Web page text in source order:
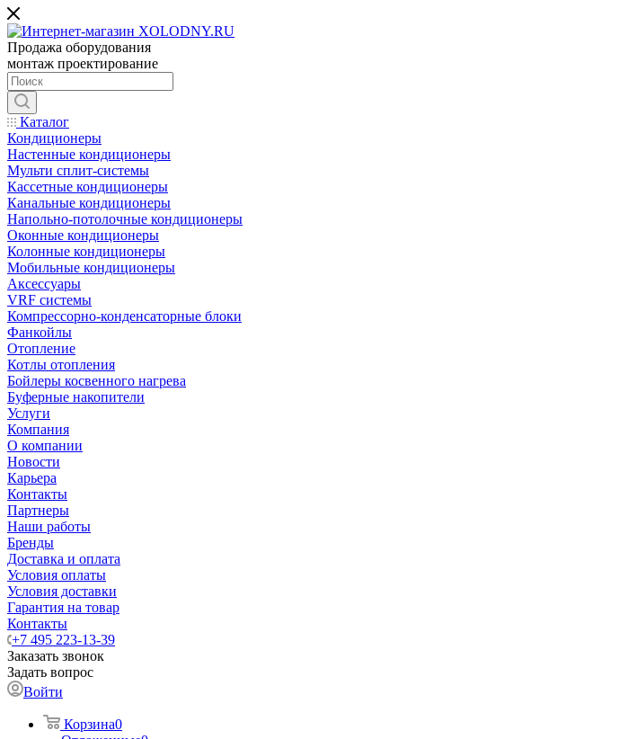
Продажа оборудования
монтаж проектирование
Каталог
Кондиционеры
Настенные кондиционеры
Мульти сплит-системы
Кассетные кондиционеры
Канальные кондиционеры
Напольно-потолочные кондиционеры
Оконные кондиционеры
Колонные кондиционеры
Мобильные кондиционеры
Аксессуары
VRF системы
Компрессорно-конденсаторные блоки
Фанкойлы
Отопление
Котлы отопления
Бойлеры косвенного нагрева
Буферные накопители
Услуги
Компания
О компании
Новости
Карьера
Контакты
Партнеры
Наши работы
Бренды
Доставка и оплата
Условия оплаты
Условия доставки
Гарантия на товар
Контакты
+7 495 223-13-39
Заказать звонок
Задать вопрос
Войти
Корзина0